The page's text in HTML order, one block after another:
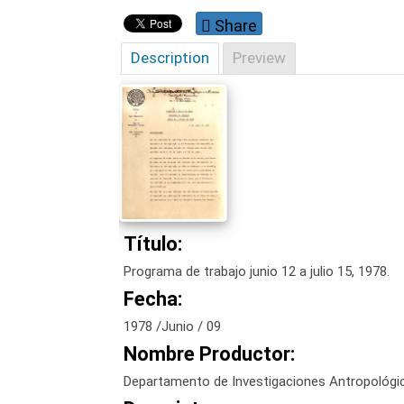
Share
Description Preview
Título:
Programa de trabajo junio 12 a julio 15, 1978.
Fecha:
1978 /Junio / 09
Nombre Productor:
Departamento de Investigaciones